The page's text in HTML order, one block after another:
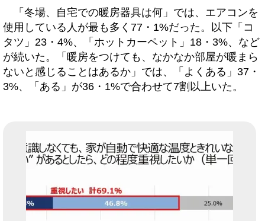
「冬場、自宅での暖房器具は何」では、エアコンを
使用している人が最も多く77・1%だった。以下「コ
タツ」23・4%、「ホットカーペット」18・3%、など
が続いた。「暖房をつけても、なかなか部屋が暖まら
ないと感じることはあるか」では、「よくある」37・
3%、「ある」が36・1%で合わせて7割以上いた。